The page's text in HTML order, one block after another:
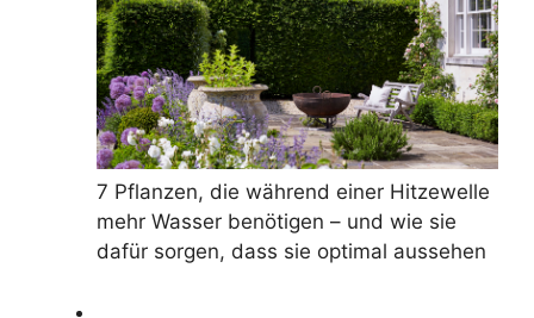
7 Pflanzen, die während einer Hitzewelle
mehr Wasser benötigen – und wie sie
dafür sorgen, dass sie optimal aussehen